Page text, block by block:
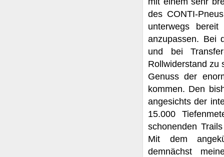
des CONTI-
unterwegs
anzupassen. Bei
und bei
Rollwiderstand zu
Genuss der
kommen. Den
angesichts der
15.000
schonenden
Mit dem
demnächst